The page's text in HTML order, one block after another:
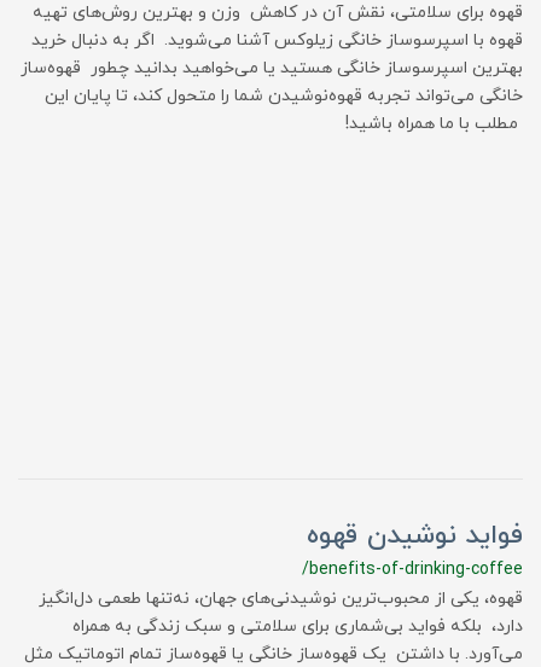
قهوه برای سلامتی، نقش آن در کاهش وزن و بهترین روش‌های تهیه
قهوه با اسپرسوساز خانگی زیلوکس آشنا می‌شوید. اگر به دنبال خرید
بهترین اسپرسوساز خانگی هستید یا می‌خواهید بدانید چطور قهوه‌ساز
خانگی می‌تواند تجربه قهوه‌نوشیدن شما را متحول کند، تا پایان این
مطلب با ما همراه باشید!
فواید نوشیدن قهوه
/benefits-of-drinking-coffee
قهوه، یکی از محبوب‌ترین نوشیدنی‌های جهان، نه‌تنها طعمی دل‌انگیز
دارد، بلکه فواید بی‌شماری برای سلامتی و سبک زندگی به همراه
می‌آورد. با داشتن یک قهوه‌ساز خانگی یا قهوه‌ساز تمام اتوماتیک مثل